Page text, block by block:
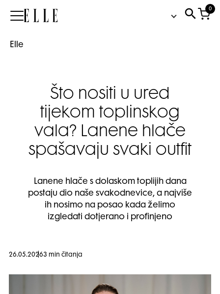
Elle
0
Elle
Što nositi u ured
tijekom toplinskog
vala? Lanene hlače
spašavaju svaki outfit
Lanene hlače s dolaskom toplijih dana
postaju dio naše svakodnevice, a najviše
ih nosimo na posao kada želimo
izgledati dotjerano i profinjeno
26.05.20263 min čitanja